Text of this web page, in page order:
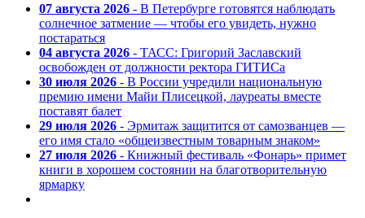
07 августа 2026 - В Петербурге готовятся наблюдать
солнечное затмение — чтобы его увидеть, нужно
постараться
04 августа 2026 - ТАСС: Григорий Заславский
освобожден от должности ректора ГИТИСа
30 июля 2026 - В России учредили национальную
премию имени Майи Плисецкой, лауреаты вместе
поставят балет
29 июля 2026 - Эрмитаж защитится от самозванцев —
его имя стало «общеизвестным товарным знаком»
27 июля 2026 - Книжный фестиваль «Фонарь» примет
книги в хорошем состоянии на благотворительную
ярмарку